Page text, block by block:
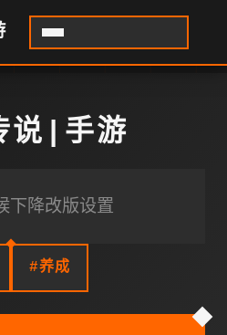
说|手游
下降改版设置
#养成